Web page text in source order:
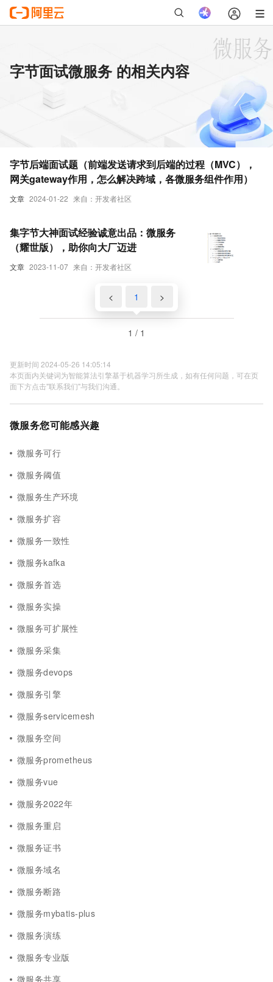
字节面试微服务 的相关内容
文章 2024-01-22 来自：开发者社区
字节后端面试题（前端发送请求到后端的过程（MVC），
网关gateway作用，怎么解决跨域，各微服务组件作用）
文章 2023-11-07 来自：开发者社区
集字节大神面试经验诚意出品：微服务
（耀世版），助你向大厂迈进
< 1 >
1 / 1
更新时间 2024-05-26 14:05:14
本页面内关键词为智能算法引擎基于机器学习所生成，如有任何问题，可在页
面下方点击"联系我们"与我们沟通。
微服务您可能感兴趣
微服务可行
微服务阈值
微服务生产环境
微服务扩容
微服务一致性
微服务kafka
微服务首选
微服务实操
微服务可扩展性
微服务采集
微服务devops
微服务引擎
微服务servicemesh
微服务空间
微服务prometheus
微服务vue
微服务2022年
微服务重启
微服务证书
微服务域名
微服务断路
微服务mybatis-plus
微服务演练
微服务专业版
微服务共享